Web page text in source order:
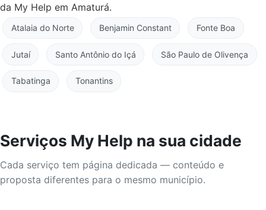
da My Help em Amaturá.
Atalaia do Norte Benjamin Constant Fonte Boa
Jutaí Santo Antônio do Içá São Paulo de Olivença
Tabatinga Tonantins
Serviços My Help na sua cidade
Cada serviço tem página dedicada — conteúdo e
proposta diferentes para o mesmo município.